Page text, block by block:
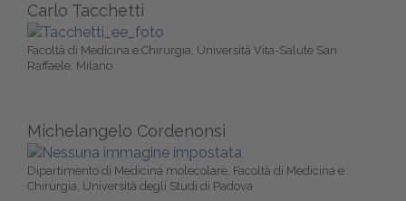
Carlo Tacchetti
Facoltà di Medicina e Chirurgia, Università Vita-Salute San
Raffaele, Milano
Michelangelo Cordenonsi
Dipartimento di Medicina molecolare, Facoltà di Medicina e
Chirurgia, Università degli Studi di Padova